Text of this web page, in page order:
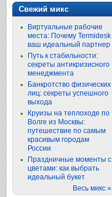
Свежий микс
Виртуальные рабочие
места: Почему Termidesk
ваш идеальный партнер
Путь к стабильности:
секреты антикризисного
менеджмента
Банкротство физических
лиц: секреты успешного
выхода
Круизы на теплоходе по
Волге из Москвы:
путешествие по самым
красивым городам
России
Праздничные моменты с
цветами: как выбрать
идеальный букет
Весь микс »